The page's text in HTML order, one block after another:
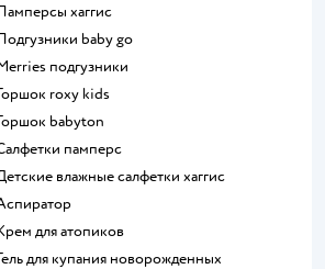
памперсы хаггис
подгузники baby go
merries подгузники
горшок roxy kids
горшок babyton
салфетки памперс
детские влажные салфетки хаггис
аспиратор
крем для атопиков
гель для купания новорожденных